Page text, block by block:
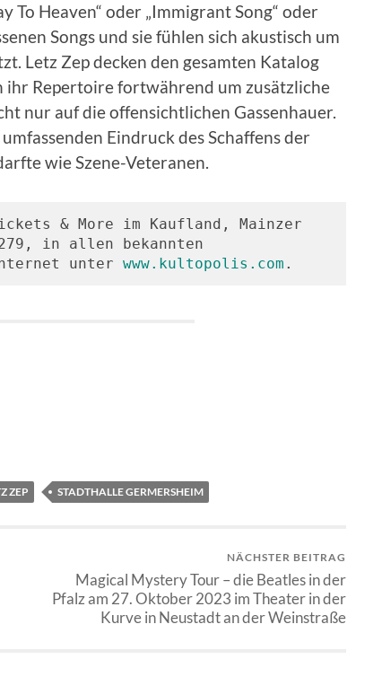
To Heaven“ oder „Immigrant Song“ oder
Songs und sie fühlen sich akustisch um
Letz Zep decken den gesamten Katalog
ihr Repertoire fortwährend um zusätzliche
nur auf die offensichtlichen Gassenhauer.
Eindruck des Schaffens der
wie Szene-Veteranen.
& More im Kaufland, Mainzer
in allen bekannten
unter www.kultopolis.com .
ZEP STADTHALLE GERMERSHEIM
NÄCHSTER BEITRAG
Magical Mystery Tour – die Beatles in der
Pfalz am 27. Oktober 2023 im Theater in der
Kurve in Neustadt an der Weinstraße